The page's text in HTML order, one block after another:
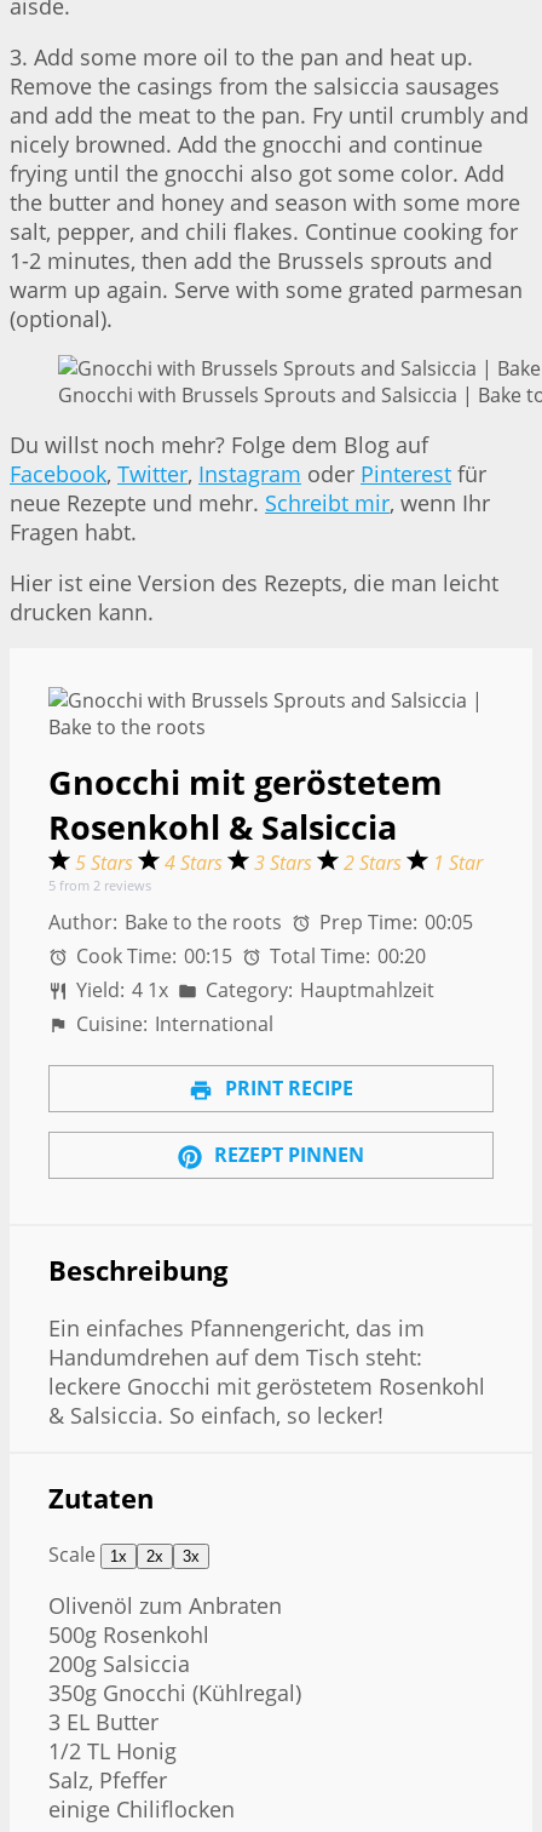
aisde.
3. Add some more oil to the pan and heat up.
Remove the casings from the salsiccia sausages
and add the meat to the pan. Fry until crumbly and
nicely browned. Add the gnocchi and continue
frying until the gnocchi also got some color. Add
the butter and honey and season with some more
salt, pepper, and chili flakes. Continue cooking for
1-2 minutes, then add the Brussels sprouts and
warm up again. Serve with some grated parmesan
(optional).
Gnocchi with Brussels Sprouts and Salsiccia | Bake
Du willst noch mehr? Folge dem Blog auf
Facebook, Twitter, Instagram oder Pinterest für
neue Rezepte und mehr. Schreibt mir, wenn Ihr
Fragen habt.
Hier ist eine Version des Rezepts, die man leicht
drucken kann.
Gnocchi mit geröstetem
Rosenkohl & Salsiccia
5 Stars 4 Stars 3 Stars 2 Stars 1 Star
5 from 2 reviews
Author: Bake to the roots Prep Time: 00:05
Cook Time: 00:15 Total Time: 00:20
Yield: 4 1x Category: Hauptmahlzeit
Cuisine: International
PRINT RECIPE
REZEPT PINNEN
Beschreibung
Ein einfaches Pfannengericht, das im
Handumdrehen auf dem Tisch steht:
leckere Gnocchi mit geröstetem Rosenkohl
& Salsiccia. So einfach, so lecker!
Zutaten
Scale 1x 2x 3x
Olivenöl zum Anbraten
500g Rosenkohl
200g Salsiccia
350g Gnocchi (Kühlregal)
3 EL Butter
1/2 TL Honig
Salz, Pfeffer
einige Chiliflocken